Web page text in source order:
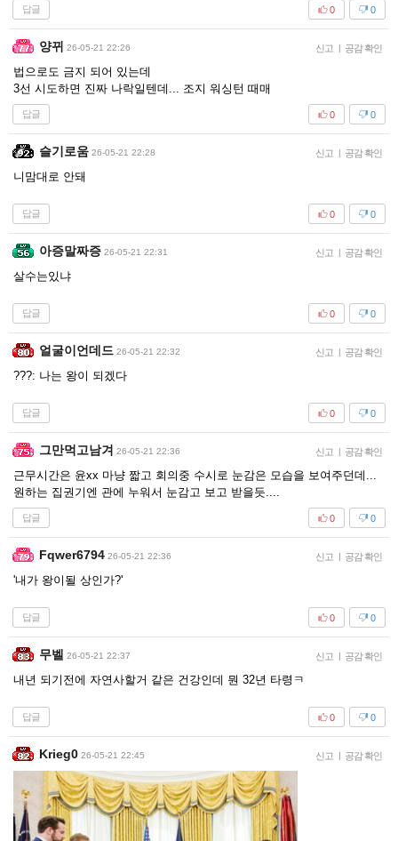
답글 0
0
양뀌 26-05-21 22:26 신고 | 공감 확인
법으로도 금지 되어 있는데
3선 시도하면 진짜 나락일텐데... 조지 워싱턴 때매
답글 0
0
슬기로움 26-05-21 22:28 신고 | 공감 확인
니맘대로 안돼
답글 0
0
아증말짜증 26-05-21 22:31 신고 | 공감 확인
살수는있냐
답글 0
0
얼굴이언데드 26-05-21 22:32 신고 | 공감 확인
???: 나는 왕이 되겠다
답글 0
0
그만먹고남겨 26-05-21 22:36 신고 | 공감 확인
근무시간은 윤xx 마냥 짧고 회의중 수시로 눈감은 모습을 보여주던데...
원하는 집권기엔 관에 누워서 눈감고 보고 받을듯....
답글 0
0
Fqwer6794 26-05-21 22:36 신고 | 공감 확인
'내가 왕이될 상인가?'
답글 0
0
무벨 26-05-21 22:37 신고 | 공감 확인
내년 되기전에 자연사할거 같은 건강인데 뭔 32년 타령ㅋ
답글 0
0
Krieg0 26-05-21 22:45 신고 | 공감 확인